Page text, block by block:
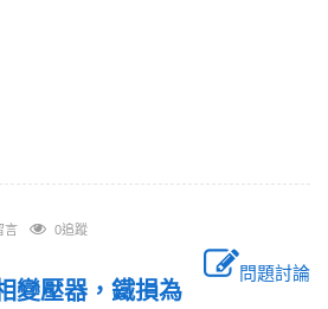
言 0追蹤
問題討論
變壓器，鐵損為